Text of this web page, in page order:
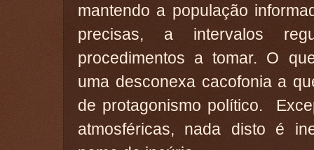
mantendo a população
precisas, a intervalos
procedimentos a tomar. O
uma desconexa cacofonia a
de protagonismo político.
atmosféricas, nada disto é